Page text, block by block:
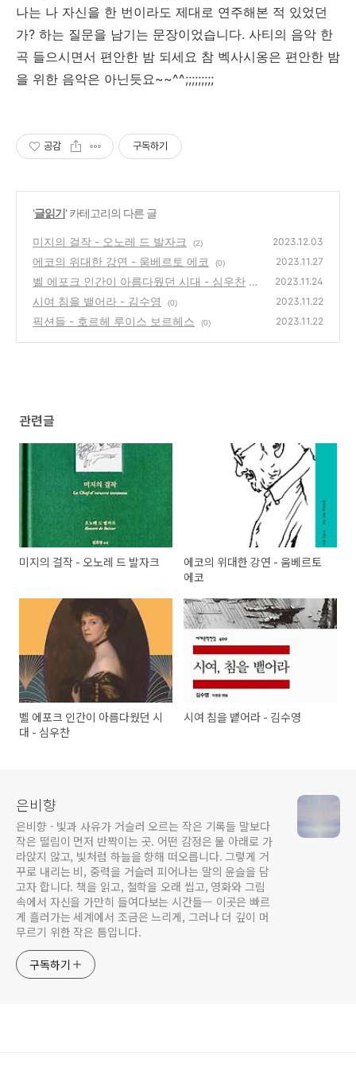
나는 나 자신을 한 번이라도 제대로 연주해본 적 있었던
가? 하는 질문을 남기는 문장이었습니다. 사티의 음악 한
곡 들으시면서 편안한 밤 되세요 참 벡사시옹은 편안한 밤
을 위한 음악은 아닌듯요~~^^;;;;;;;;;
공감 구독하기
'글읽기' 카테고리의 다른 글
미지의 걸작 - 오노레 드 발자크 (2) 2023.12.03
에코의 위대한 강연 - 움베르토 에코 (0) 2023.11.27
벨 에포크 인간이 아름다웠던 시대 - 심우찬
(1)
2023.11.24
시여 침을 뱉어라 - 김수영 (0) 2023.11.22
픽션들 - 호르헤 루이스 보르헤스 (0) 2023.11.22
관련글
미지의 걸작 - 오노레 드 발자크
에코의 위대한 강연 - 움베르토
에코
벨 에포크 인간이 아름다웠던 시
대 - 심우찬
시여 침을 뱉어라 - 김수영
은비향
은비향 - 빛과 사유가 거슬러 오르는 작은 기록들 말보다
작은 떨림이 먼저 반짝이는 곳. 어떤 감정은 물 아래로 가
라앉지 않고, 빛처럼 하늘을 향해 떠오릅니다. 그렇게 거
꾸로 내리는 비, 중력을 거슬러 피어나는 말의 윤슬을 담
고자 합니다. 책을 읽고, 철학을 오래 씹고, 영화와 그림
속에서 자신을 가만히 들여다보는 시간들— 이곳은 빠르
게 흘러가는 세계에서 조금은 느리게, 그러나 더 깊이 머
무르기 위한 작은 틈입니다.
구독하기